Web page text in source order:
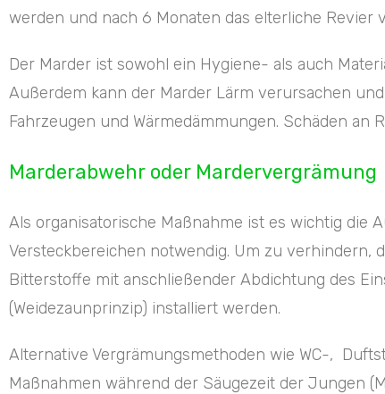
werden und nach 6 Monaten das elterliche Revier
Der Marder ist sowohl ein Hygiene- als auch
Außerdem kann der Marder Lärm verursachen
Fahrzeugen und Wärmedämmungen. Schäden
Marderabwehr oder Mardervergrämung
Als organisatorische Maßnahme ist es wichtig die
Versteckbereichen notwendig. Um zu verhindern,
Bitterstoffe mit anschließender Abdichtung des
(Weidezaunprinzip) installiert werden.
Alternative Vergrämungsmethoden wie WC-,
Maßnahmen während der Säugezeit der Jungen